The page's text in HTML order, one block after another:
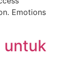
Emotions
untuk